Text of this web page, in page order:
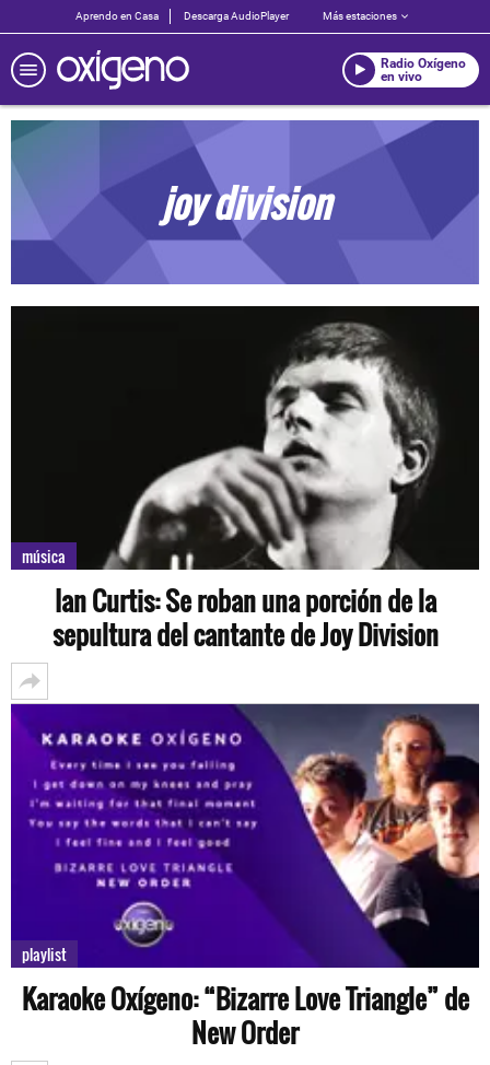
Aprendo en Casa Descarga AudioPlayer Más estaciones
Radio Oxígeno
en vivo
joy division
música
Ian Curtis: Se roban una porción de la
sepultura del cantante de Joy Division
playlist
Karaoke Oxígeno: “Bizarre Love Triangle” de
New Order